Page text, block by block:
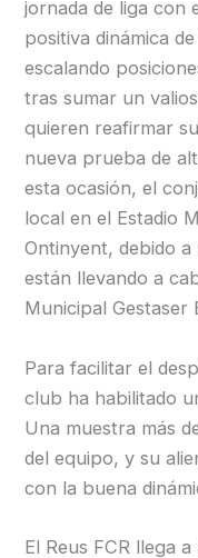
jornada de liga con
positiva dinámica
escalando
tras sumar un
quieren reafirmar
nueva prueba de
esta ocasión, el
local en el Estadio
Ontinyent, debido
están llevando a
Municipal Gestaser
Para facilitar el
club ha habilitado
Una muestra más
del equipo, y su
con la buena
El Reus FCR llega